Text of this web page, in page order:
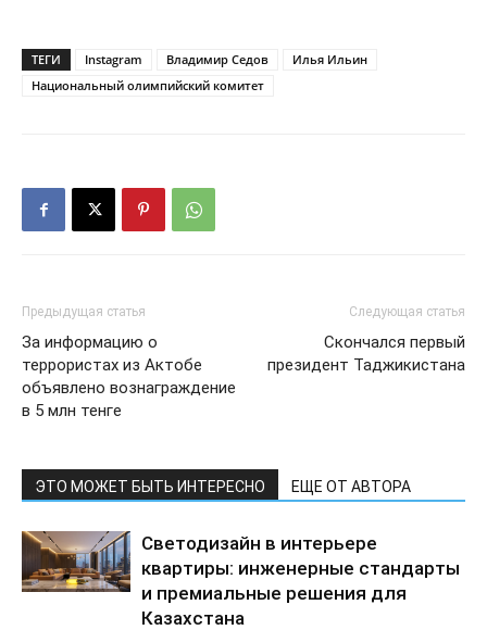
ТЕГИ Instagram Владимир Седов
Илья Ильин
Национальный олимпийский комитет
Предыдущая статья
За информацию о
террористах из Актобе
объявлено вознаграждение
в 5 млн тенге
Следующая статья
Скончался первый
президент Таджикистана
ЭТО МОЖЕТ БЫТЬ ИНТЕРЕСНО ЕЩЕ ОТ АВТОРА
Светодизайн в интерьере
квартиры: инженерные стандарты
и премиальные решения для
Казахстана